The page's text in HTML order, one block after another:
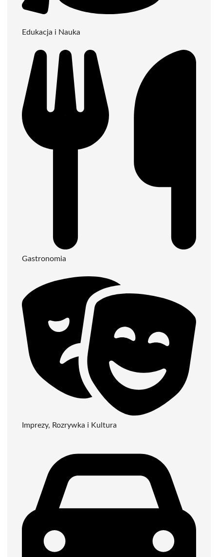
Edukacja i Nauka
Gastronomia
Imprezy, Rozrywka i Kultura